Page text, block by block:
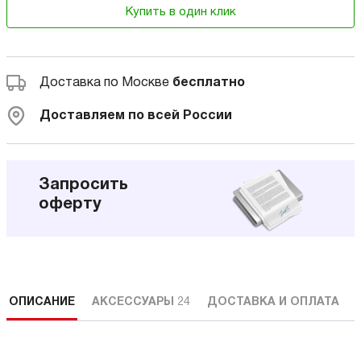
Купить в один клик
Доставка по Москве бесплатно
Доставляем по всей России
Запросить
оферту
ОПИСАНИЕ АКСЕССУАРЫ 24 ДОСТАВКА И ОПЛАТА